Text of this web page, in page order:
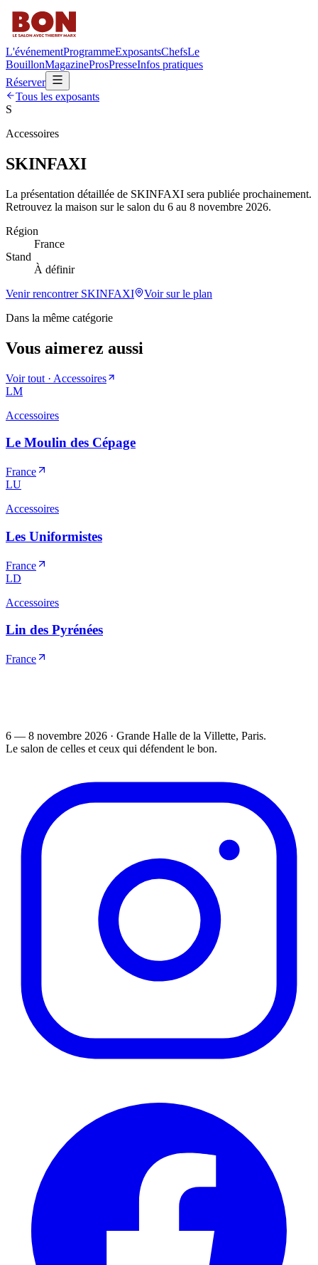
L'événementProgrammeExposantsChefsLe
BouillonMagazineProsPresseInfos pratiques
Réserver
Tous les exposants
S
Accessoires
SKINFAXI
La présentation détaillée de SKINFAXI sera publiée prochainement.
Retrouvez la maison sur le salon du 6 au 8 novembre 2026.
Région
France
Stand
À définir
Venir rencontrer SKINFAXI
Voir sur le plan
Dans la même catégorie
Vous aimerez aussi
Voir tout · Accessoires
LM
Accessoires
Le Moulin des Cépage
France
LU
Accessoires
Les Uniformistes
France
LD
Accessoires
Lin des Pyrénées
France
6 — 8 novembre 2026 · Grande Halle de la Villette, Paris.
Le salon de celles et ceux qui défendent le bon.